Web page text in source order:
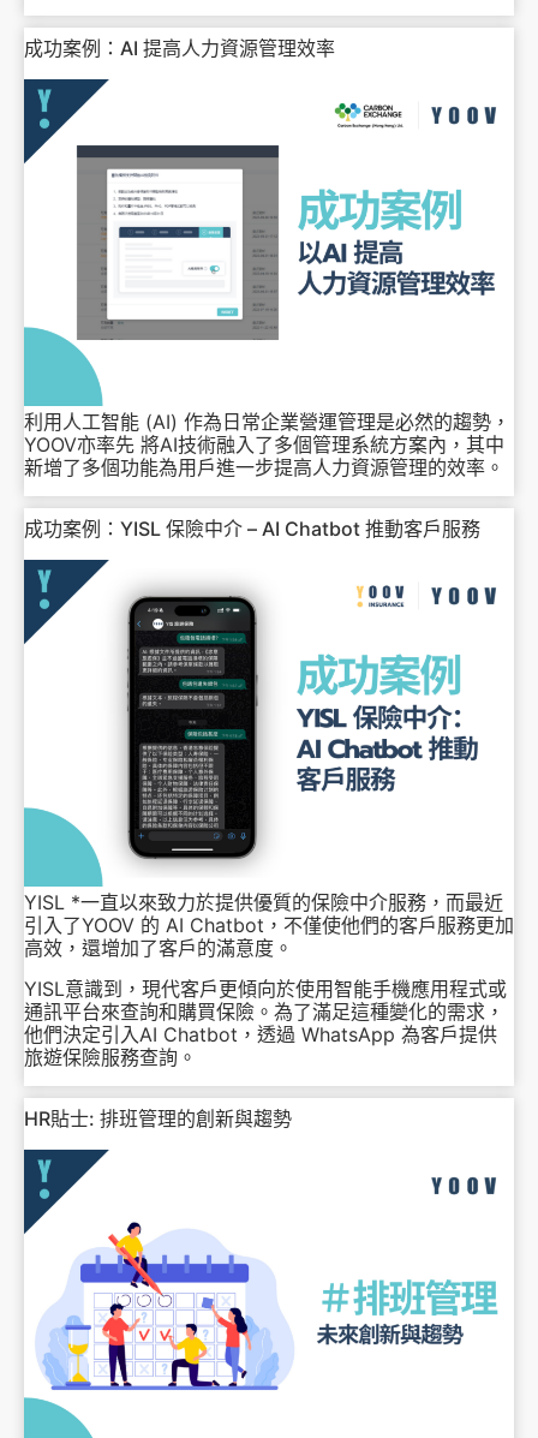
成功案例：AI 提高人力資源管理效率
利用人工智能 (AI) 作為日常企業營運管理是必然的趨勢，
YOOV亦率先 將AI技術融入了多個管理系統方案內，其中
新增了多個功能為用戶進一步提高人力資源管理的效率。
成功案例：YISL 保險中介 – AI Chatbot 推動客戶服務
YISL *一直以來致力於提供優質的保險中介服務，而最近
引入了YOOV 的 AI Chatbot，不僅使他們的客戶服務更加
高效，還增加了客戶的滿意度。
YISL意識到，現代客戶更傾向於使用智能手機應用程式或
通訊平台來查詢和購買保險。為了滿足這種變化的需求，
他們決定引入AI Chatbot，透過 WhatsApp 為客戶提供
旅遊保險服務查詢。
HR貼士: 排班管理的創新與趨勢